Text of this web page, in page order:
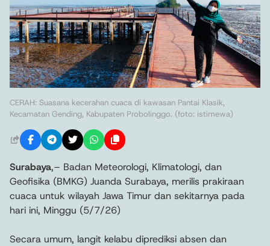
CERAH: Suasana kecerahan cuaca di kawasan Pantai Klasik,
Kecamatan Gending, Kabupaten Probolinggo. (foto: istimewa)
Surabaya,– Badan Meteorologi, Klimatologi, dan
Geofisika (BMKG) Juanda Surabaya, merilis prakiraan
cuaca untuk wilayah Jawa Timur dan sekitarnya pada
hari ini, Minggu (5/7/26)
Secara umum, langit kelabu diprediksi absen dan